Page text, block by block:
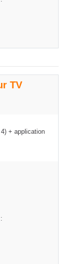
TV
+ application